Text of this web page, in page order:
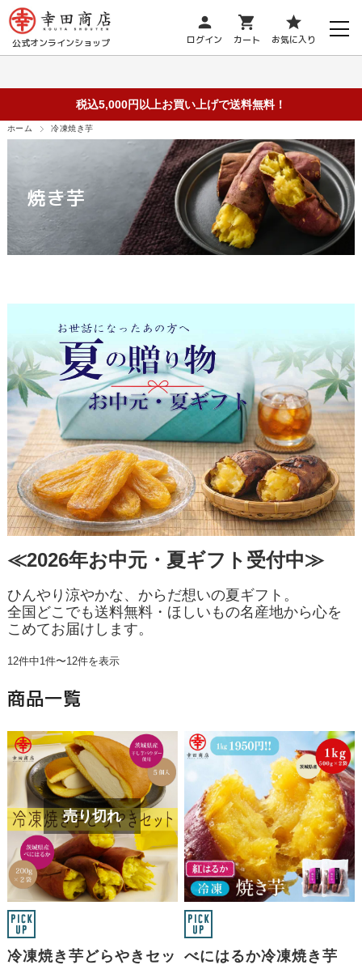
公式オンラインショップ
person
ログイン
shopping_cart
カート
star
お気に入り
税込5,000円以上お買い上げで送料無料！
ホーム 冷凍焼き芋
焼き芋
≪2026年お中元・夏ギフト受付中≫
ひんやり涼やかな、からだ想いの夏ギフト。
全国どこでも送料無料・ほしいもの名産地から心を
こめてお届けします。
12件中1件〜12件を表示
商品一覧
売り切れ
冷凍焼き芋どらやきセッ
べにはるか冷凍焼き芋